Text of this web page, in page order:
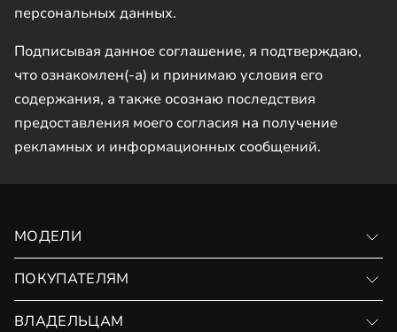
персональных данных.
Подписывая данное соглашение, я подтверждаю,
что ознакомлен(-а) и принимаю условия его
содержания, а также осознаю последствия
предоставления моего согласия на получение
рекламных и информационных сообщений.
МОДЕЛИ
ПОКУПАТЕЛЯМ
ВЛАДЕЛЬЦАМ